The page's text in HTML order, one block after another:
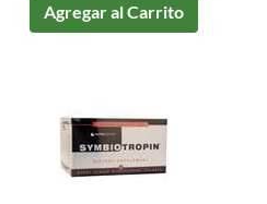
Agregar al Carrito